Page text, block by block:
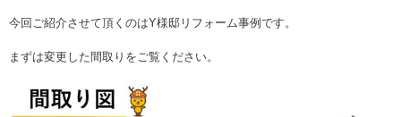
今回ご紹介させて頂くのはY様邸リフォーム事例です。
まずは変更した間取りをご覧ください。